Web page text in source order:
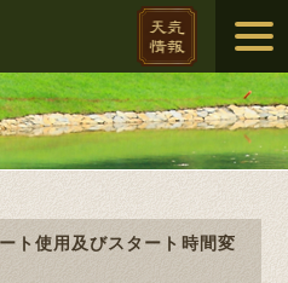
ト使用及びスタート時間変